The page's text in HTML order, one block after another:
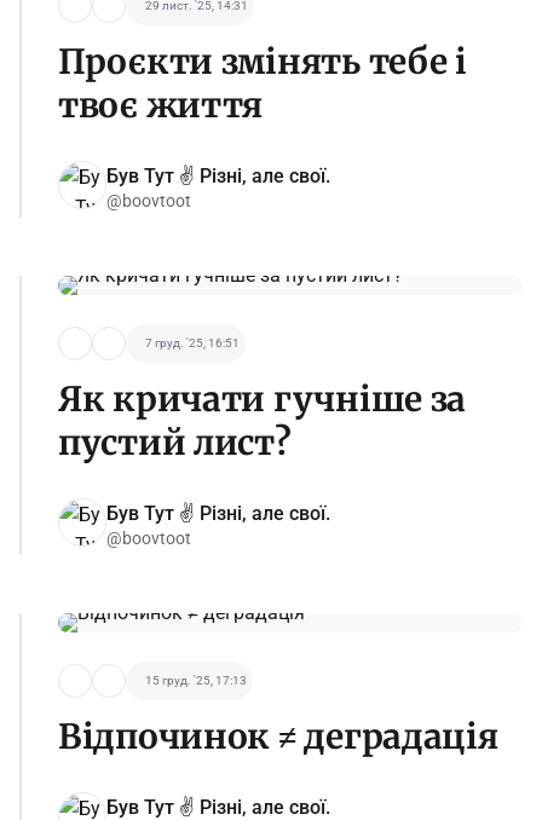
29 лист. '25, 14:31
Проєкти змінять тебе і
твоє життя
Був Тут ✌️ Різні, але свої.
@boovtoot
7 груд. '25, 16:51
Як кричати гучніше за
пустий лист?
Був Тут ✌️ Різні, але свої.
@boovtoot
15 груд. '25, 17:13
Відпочинок ≠ деградація
Був Тут ✌️ Різні, але свої.